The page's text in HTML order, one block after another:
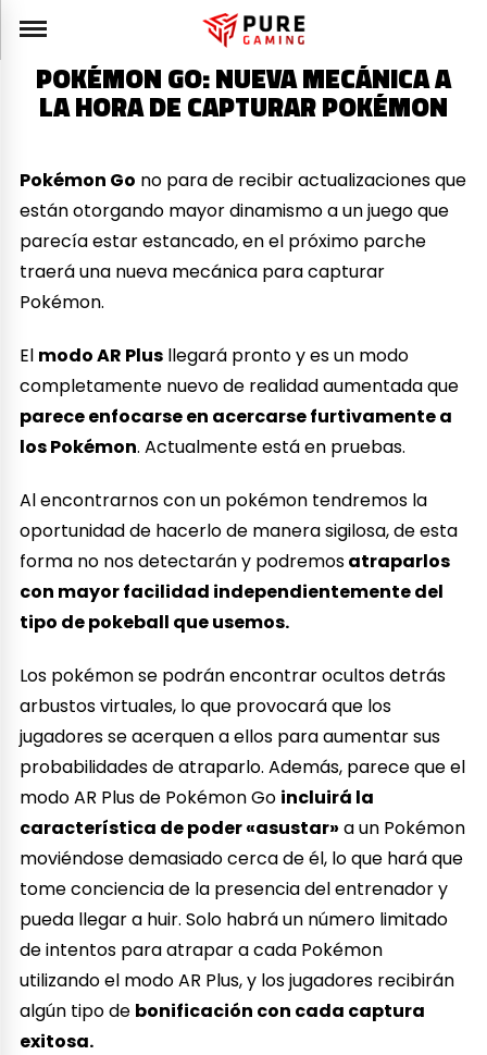
POKÉMON GO: NUEVA MECÁNICA A
LA HORA DE CAPTURAR POKÉMON
Pokémon Go no para de recibir actualizaciones que
están otorgando mayor dinamismo a un juego que
parecía estar estancado, en el próximo parche
traerá una nueva mecánica para capturar
Pokémon.
El modo AR Plus llegará pronto y es un modo
completamente nuevo de realidad aumentada que
parece enfocarse en acercarse furtivamente a
los Pokémon. Actualmente está en pruebas.
Al encontrarnos con un pokémon tendremos la
oportunidad de hacerlo de manera sigilosa, de esta
forma no nos detectarán y podremosatraparlos
con mayor facilidad independientemente del
tipo de pokeball que usemos.
Los pokémon se podrán encontrar ocultos detrás
arbustos virtuales, lo que provocará que los
jugadores se acerquen a ellos para aumentar sus
probabilidades de atraparlo. Además, parece que el
modo AR Plus de Pokémon Go incluirá la
característica de poder «asustar» a un Pokémon
moviéndose demasiado cerca de él, lo que hará que
tome conciencia de la presencia del entrenador y
pueda llegar a huir. Solo habrá un número limitado
de intentos para atrapar a cada Pokémon
utilizando el modo AR Plus, y los jugadores recibirán
algún tipo de bonificación con cada captura
exitosa.